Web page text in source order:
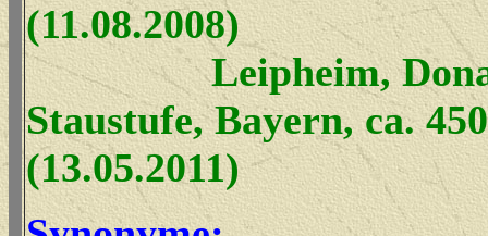
(11.08.2008)
Leipheim,
Staustufe, Bayern, ca.
(13.05.2011)